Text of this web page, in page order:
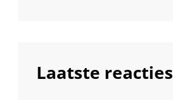
Laatste reacties